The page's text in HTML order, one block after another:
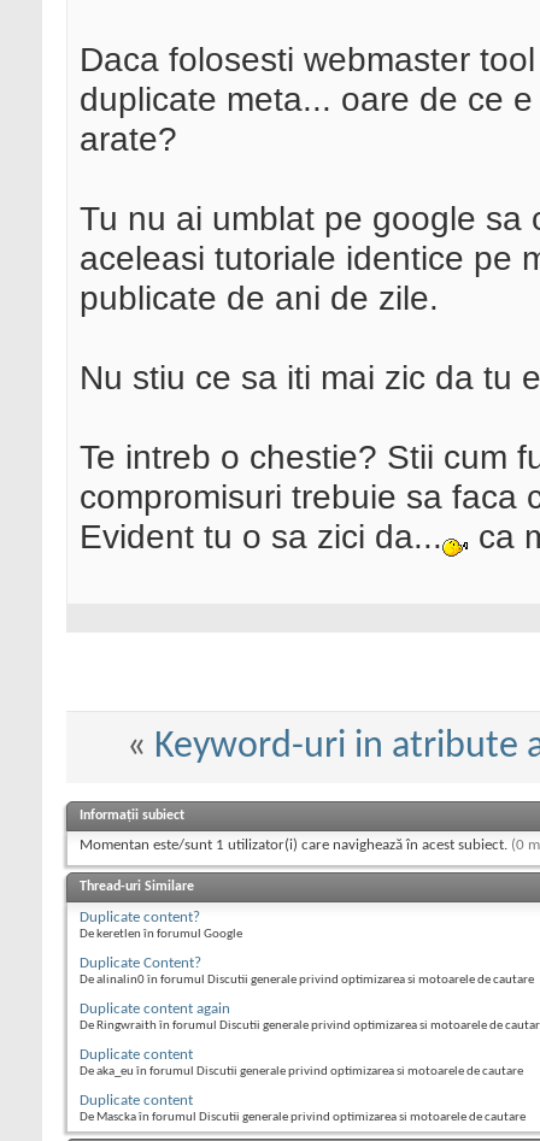
Daca folosesti webmaster
duplicate meta... oare de ce
arate?
Tu nu ai umblat pe google sa
aceleasi tutoriale identice pe
publicate de ani de zile.
Nu stiu ce sa iti mai zic da tu
Te intreb o chestie? Stii cum
compromisuri trebuie sa faca
Evident tu o sa zici da...
ca
« Keyword-uri in atribute
Informații subiect
Momentan este/sunt 1 utilizator(i) care navighează în acest subiect. (0
Thread-uri Similare
Duplicate content?
De keretlen în forumul Google
Duplicate Content?
De alinalin0 în forumul Discutii generale privind optimizarea si motoarele de cautare
Duplicate content again
De Ringwraith în forumul Discutii generale privind optimizarea si motoarele de
Duplicate content
De aka_eu în forumul Discutii generale privind optimizarea si motoarele de cautare
Duplicate content
De Mascka în forumul Discutii generale privind optimizarea si motoarele de cautare